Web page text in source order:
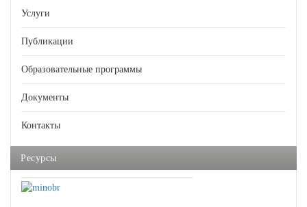
Услуги
Публикации
Образовательные программы
Документы
Контакты
Ресурсы